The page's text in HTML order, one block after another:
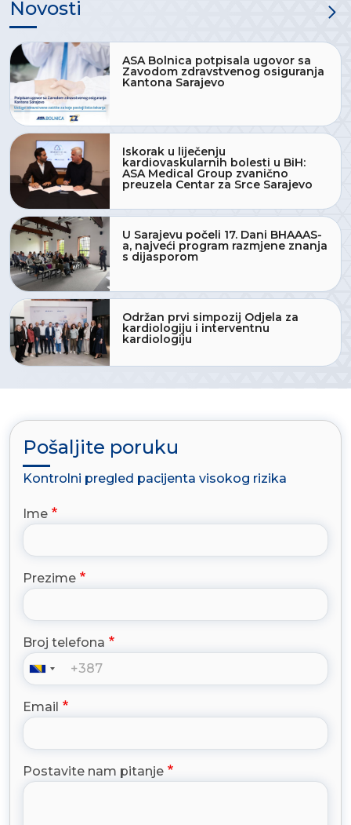
Novosti
ASA Bolnica potpisala ugovor sa
Zavodom zdravstvenog osiguranja
Kantona Sarajevo
Iskorak u liječenju
kardiovaskularnih bolesti u BiH:
ASA Medical Group zvanično
preuzela Centar za Srce Sarajevo
U Sarajevu počeli 17. Dani BHAAAS-
a, najveći program razmjene znanja
s dijasporom
Održan prvi simpozij Odjela za
kardiologiju i interventnu
kardiologiju
Pošaljite poruku
Kontrolni pregled pacijenta visokog rizika
Ime
Prezime
Broj telefona
Email
Postavite nam pitanje